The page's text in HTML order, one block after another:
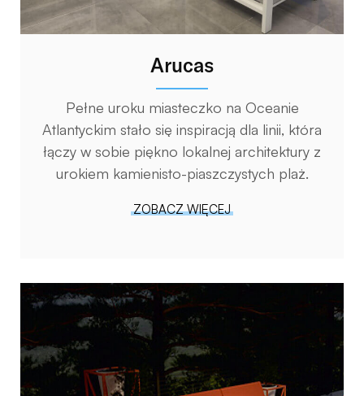
Arucas
Pełne uroku miasteczko na Oceanie
Atlantyckim stało się inspiracją dla linii, która
łączy w sobie piękno lokalnej architektury z
urokiem kamienisto-piaszczystych plaż.
ZOBACZ WIĘCEJ